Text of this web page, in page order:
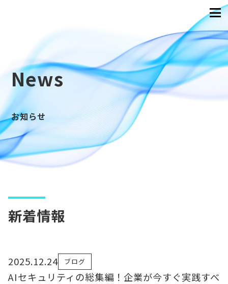
News
お知らせ
新着情報
2025.12.24 ブログ
AIセキュリティの総集編！企業が今すぐ実践すべ